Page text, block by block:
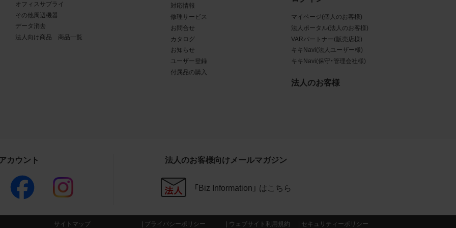
写真データ利用規約の違反
真データ利用規約に違反した場合、お客様は直ちに商品写真データ
を中止し、消去するものとします。また、商品写真データ利用規約に
たことにより、当社に損害が生じた場合、お客様はその損害を賠償す
CAD図データ利用規約
の帰属
託する第三者に帰属することに同意します。
オフィスサプライ
その他周辺機器
データ消去
法人向け商品 商品一覧
対応情報
修理サービス
お問合せ
カタログ
お知らせ
ユーザー登録
付属品の購入
マイページ(個人のお客様)
法人ポータル(法人のお客様)
VARパートナー(販売店様)
キキNavi(法人ユーザー様)
キキNavi(保守・管理会社様)
法人のお客様
カウント 法人のお客様向けメールマガジン
「Biz Information」 はこちら
サイトマップ プライバシーポリシー ウェブサイト利用規約 セキュリティーポリシー